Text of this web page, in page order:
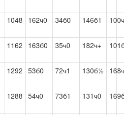
1048 162ч0 34б0 146б1
1162 163б0 35ч0 182ч+
1292 53б0 72ч1 130б½
1288 54ч0 73б1 131ч0